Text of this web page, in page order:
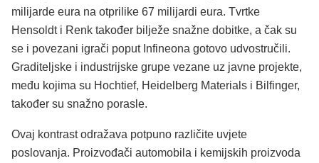
milijarde eura na otprilike 67 milijardi eura. Tvrtke
Hensoldt i Renk također bilježe snažne dobitke, a čak su
se i povezani igrači poput Infineona gotovo udvostručili.
Graditeljske i industrijske grupe vezane uz javne projekte,
među kojima su Hochtief, Heidelberg Materials i Bilfinger,
također su snažno porasle.
Ovaj kontrast odražava potpuno različite uvjete
poslovanja. Proizvođači automobila i kemijskih proizvoda